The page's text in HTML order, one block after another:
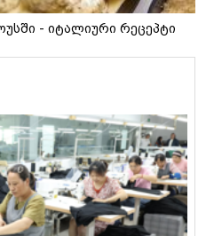
- იტალიური რეცეპტი